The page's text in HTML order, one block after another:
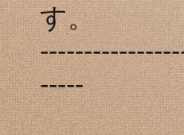
す。
-----